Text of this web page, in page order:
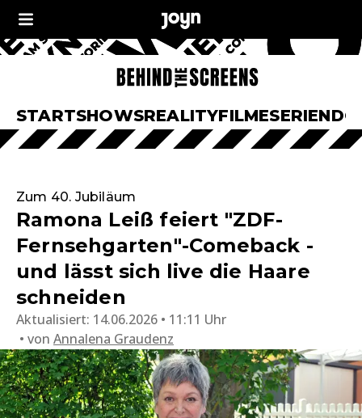
STARTSHOWSREALITYFILMESERIEN
Zum 40. Jubiläum
Ramona Leiß feiert "ZDF-
Fernsehgarten"-Comeback -
und lässt sich live die Haare
schneiden
Aktualisiert: 14.06.2026 • 11:11 Uhr
von Annalena Graudenz